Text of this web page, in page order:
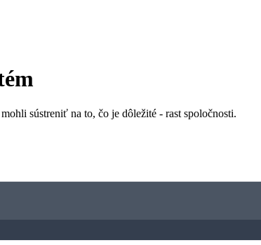
sústreniť na to, čo je dôležité - rast spoločnosti.